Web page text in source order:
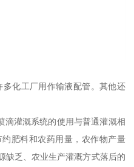
化工厂用作输液配管。其他还
灌溉系统的使用与普通灌溉相
肥料和农药用量，农作物产量
缺乏、农业生产灌溉方式落后的